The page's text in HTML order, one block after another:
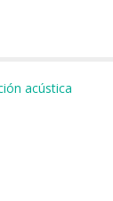
acústica